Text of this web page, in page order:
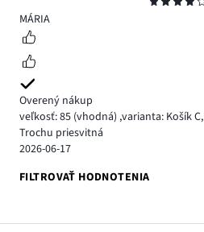
4
MÁRIA
Overený nákup
veľkosť: 85 (vhodná) ,varianta: Košík C,
Trochu priesvitná
2026-06-17
FILTROVAŤ HODNOTENIA